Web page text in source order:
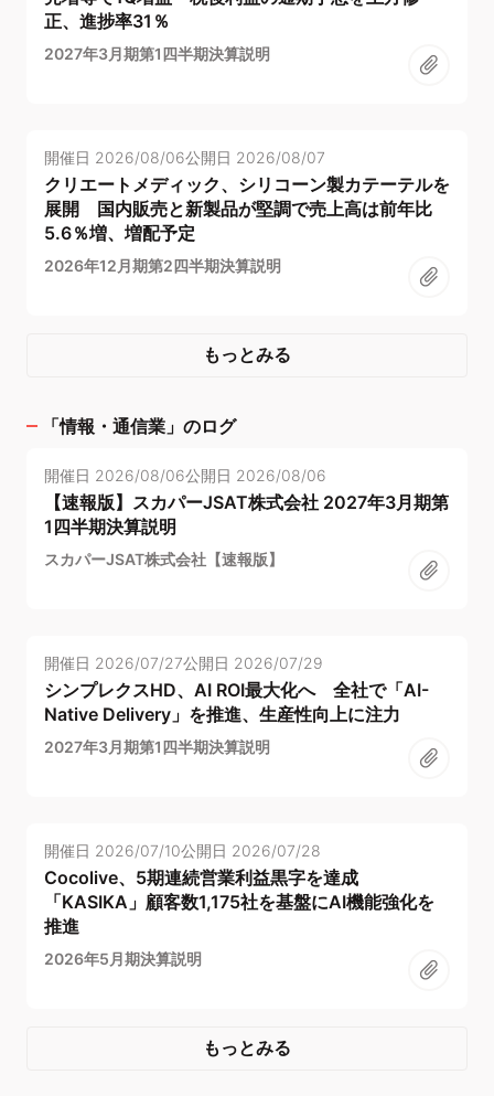
正、進捗率31％
2027年3月期第1四半期決算説明
開催日 2026/08/06公開日 2026/08/07
クリエートメディック、シリコーン製カテーテルを
展開 国内販売と新製品が堅調で売上高は前年比
5.6％増、増配予定
2026年12月期第2四半期決算説明
もっとみる
「情報・通信業 」のログ
開催日 2026/08/06公開日 2026/08/06
【速報版】スカパーJSAT株式会社 2027年3月期第
1四半期決算説明
スカパーJSAT株式会社【速報版】
開催日 2026/07/27公開日 2026/07/29
シンプレクスHD、AI ROI最大化へ 全社で「AI-
Native Delivery」を推進、生産性向上に注力
2027年3月期第1四半期決算説明
開催日 2026/07/10公開日 2026/07/28
Cocolive、5期連続営業利益黒字を達成
「KASIKA」顧客数1,175社を基盤にAI機能強化を
推進
2026年5月期決算説明
もっとみる